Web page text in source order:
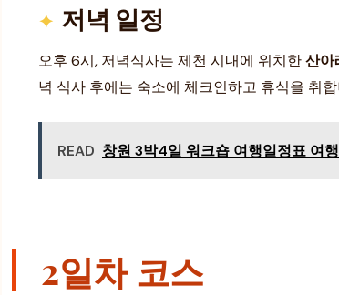
저녁 일정
오후 6시, 저녁식사는 제천 시내에 위치한산아
녁 식사 후에는 숙소에 체크인하고 휴식을 취
READ 창원 3박4일 워크숍 여행일정표 여
2일차 코스